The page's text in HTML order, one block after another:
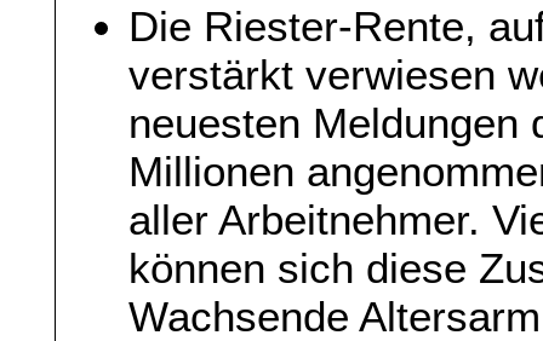
Die Riester-Rente,
verstärkt verwiesen
neuesten Meldungen
Millionen
aller Arbeitnehmer.
können sich diese
Wachsende